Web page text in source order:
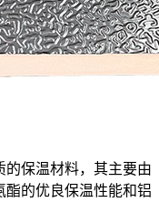
的保温材料，其主要由
的优良保温性能和铝